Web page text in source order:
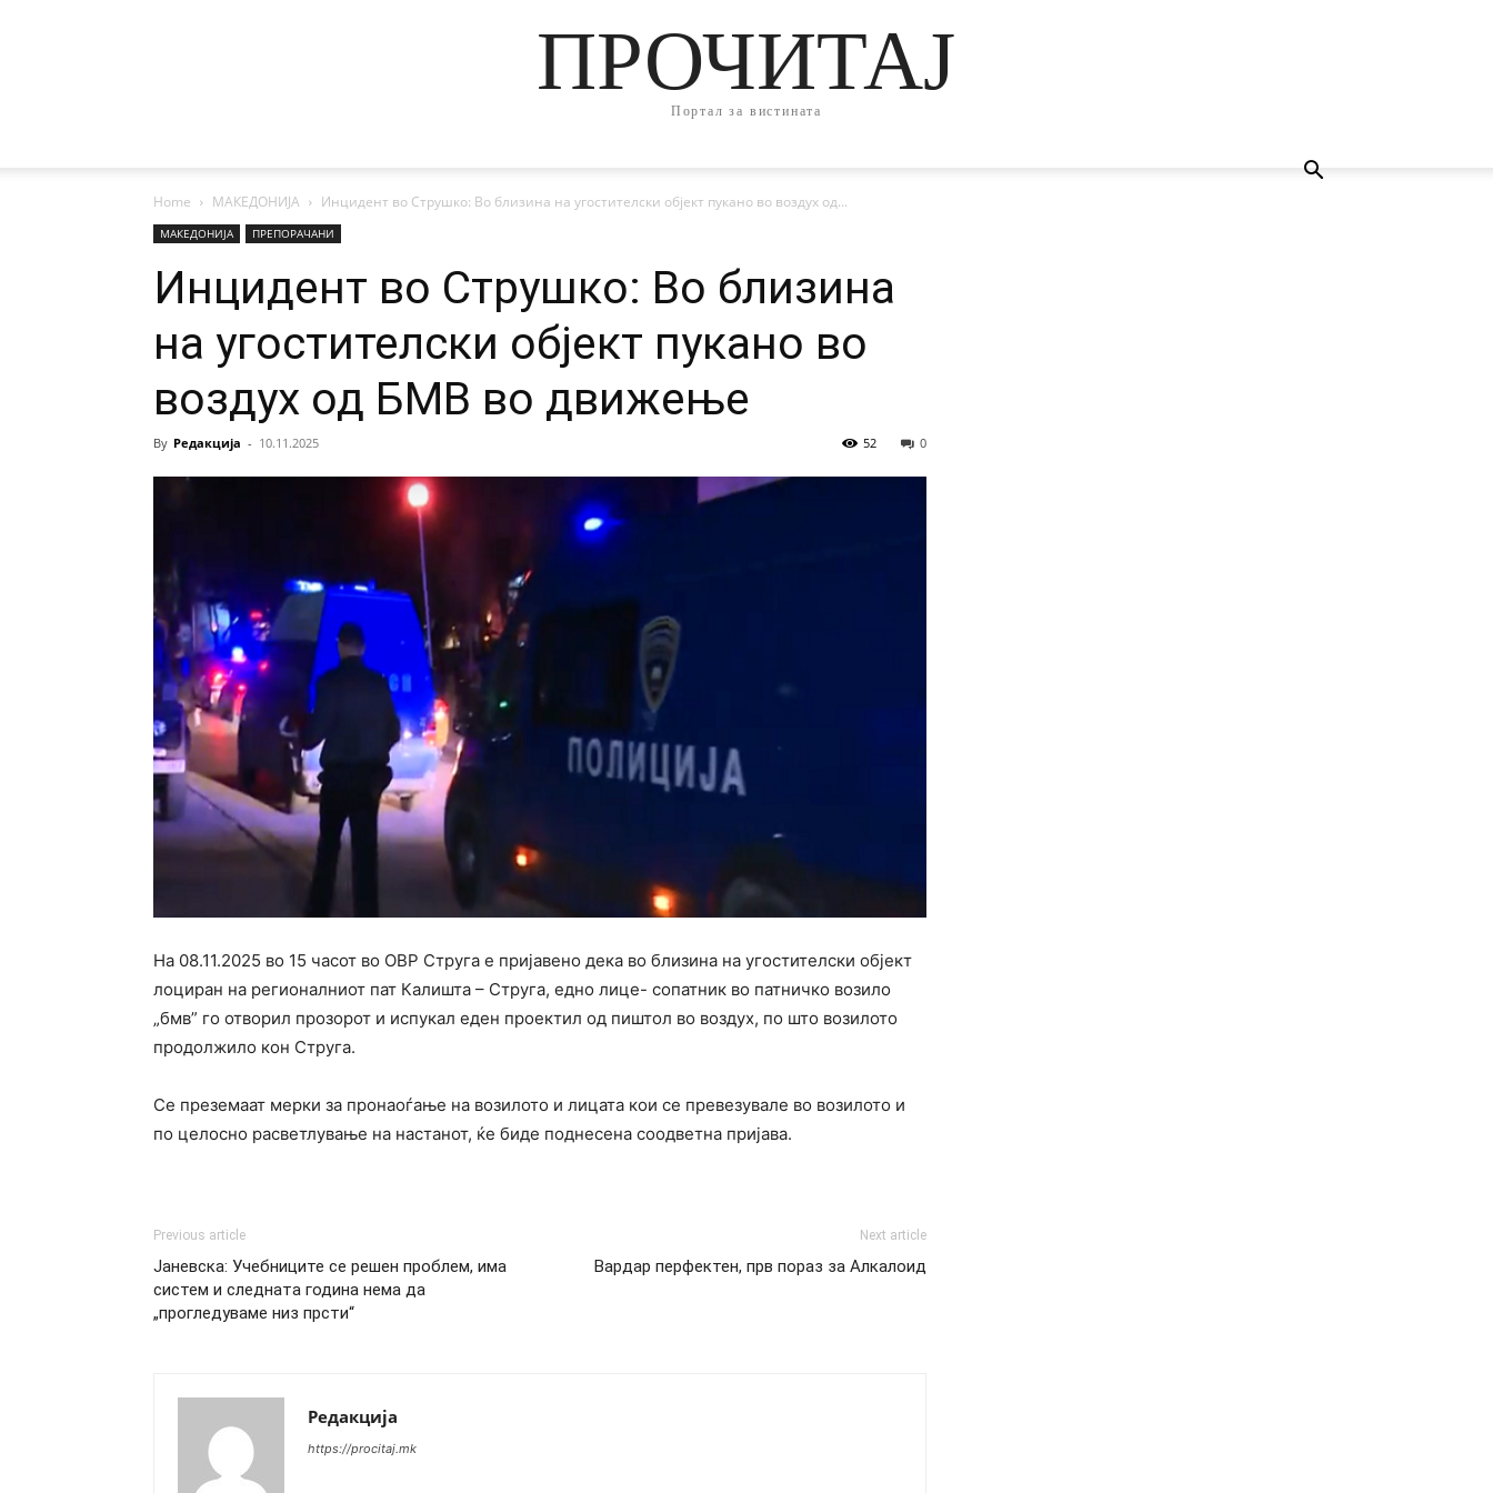
ПРОЧИТАЈ
Портал за вистината
Home МАКЕДОНИЈА Инцидент во Струшко: Во близина на угостителски објект пукано во воздух од...
МАКЕДОНИЈА ПРЕПОРАЧАНИ
Инцидент во Струшко: Во близина
на угостителски објект пукано во
воздух од БМВ во движење
By Редакција - 10.11.2025 0
52
На 08.11.2025 во 15 часот во ОВР Струга е пријавено дека во близина на угостителски објект
лоциран на регионалниот пат Калишта – Струга, едно лице- сопатник во патничко возило
„бмв” го отворил прозорот и испукал еден проектил од пиштол во воздух, по што возилото
продолжило кон Струга.
Се преземаат мерки за пронаоѓање на возилото и лицата кои се превезувале во возилото и
по целосно расветлување на настанот, ќе биде поднесена соодветна пријава.
Previous article
Јаневска: Учебниците се решен проблем, има
систем и следната година нема да
„прогледуваме низ прсти“
Next article
Вардар перфектен, прв пораз за Алкалоид
Редакција
https://procitaj.mk